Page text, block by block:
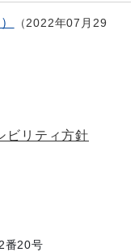
2022年07月29
ビリティ方針
番20号